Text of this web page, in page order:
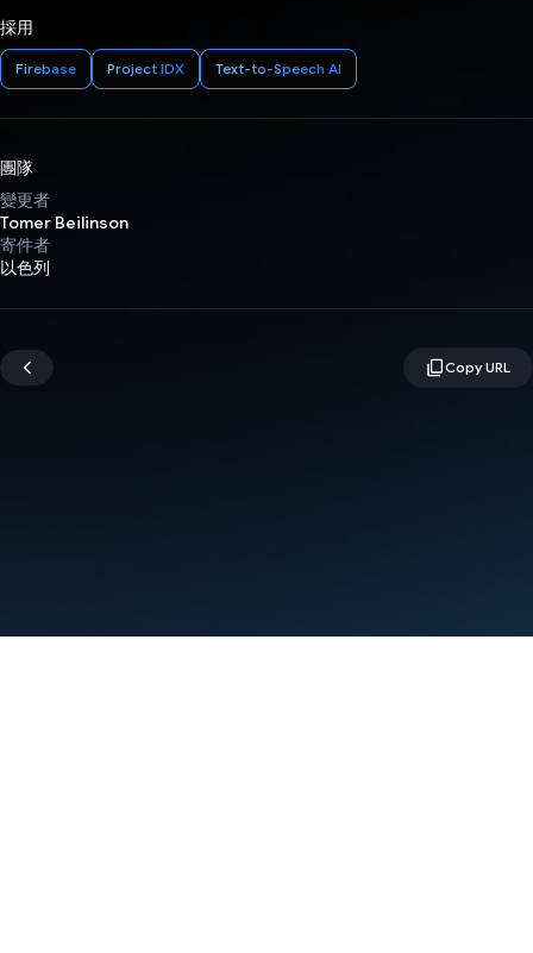
採用
Firebase Project IDX Text-to-Speech AI
團隊
變更者
Tomer Beilinson
寄件者
以色列